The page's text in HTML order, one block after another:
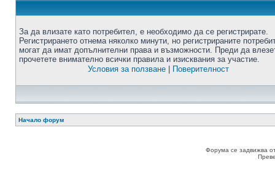
За да влизате като потребител, е необходимо да се регистрирате.
Регистрирането отнема няколко минути, но регистрираните
могат да имат допълнителни права и възможности. Преди да
прочетете внимателно всички правила и изисквания за участие.
Условия за ползване| Поверителност
Начало форум
Форума се задвижва